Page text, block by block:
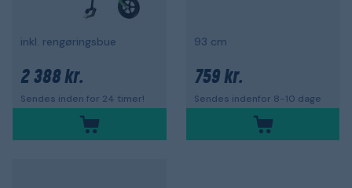
inkl. rengøringsbue
2 388 kr.
Sendes inden for 24 timer!
93 cm
759 kr.
Sendes indenfor 8-10 dage